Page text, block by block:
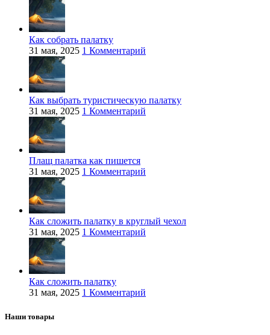
Как собрать палатку
31 мая, 2025 1 Комментарий
Как выбрать туристическую палатку
31 мая, 2025 1 Комментарий
Плащ палатка как пишется
31 мая, 2025 1 Комментарий
Как сложить палатку в круглый чехол
31 мая, 2025 1 Комментарий
Как сложить палатку
31 мая, 2025 1 Комментарий
Наши товары